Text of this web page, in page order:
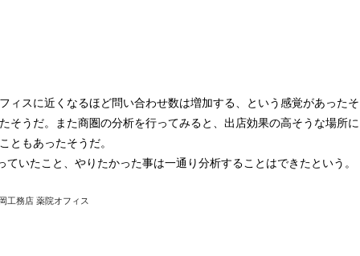
ィスに近くなるほど問い合わせ数は増加する、という感覚があったそ
そうだ。また商圏の分析を行ってみると、出店効果の高そうな場所に
ともあったそうだ。
いたこと、やりたかった事は一通り分析することはできたという。
工務店 薬院オフィス